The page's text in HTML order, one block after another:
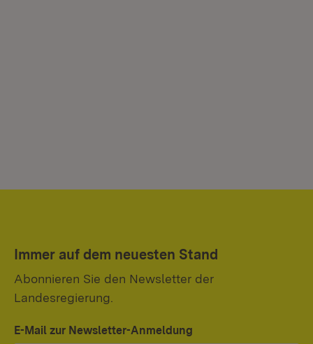
Immer auf dem neuesten Stand
Abonnieren Sie den Newsletter der
Landesregierung.
E-Mail zur Newsletter-Anmeldung